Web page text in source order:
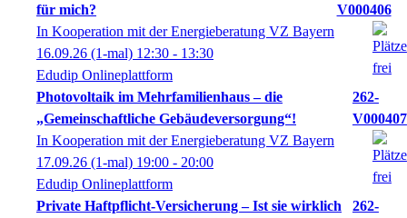
für mich?
V000406
In Kooperation mit der Energieberatung VZ Bayern
16.09.26 (1-mal) 12:30 - 13:30
Edudip Onlineplattform
Photovoltaik im Mehrfamilienhaus – die
„Gemeinschaftliche Gebäudeversorgung“!
262-
V000407
In Kooperation mit der Energieberatung VZ Bayern
17.09.26 (1-mal) 19:00 - 20:00
Edudip Onlineplattform
Private Haftpflicht-Versicherung – Ist sie wirklich
262-